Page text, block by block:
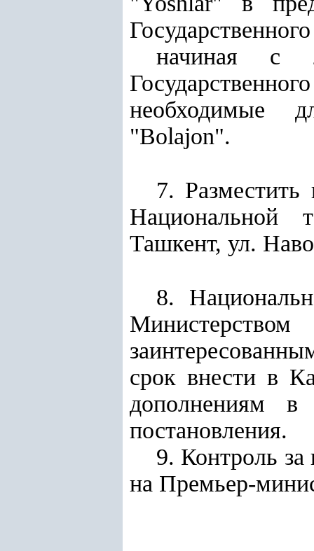
начиная с
необходимые
"Bolajon".
7. Разместить
Национальной
Ташкент, ул.
8.
срок внести в
дополнениям в
постановления.
9. Контроль за
на Премьер-